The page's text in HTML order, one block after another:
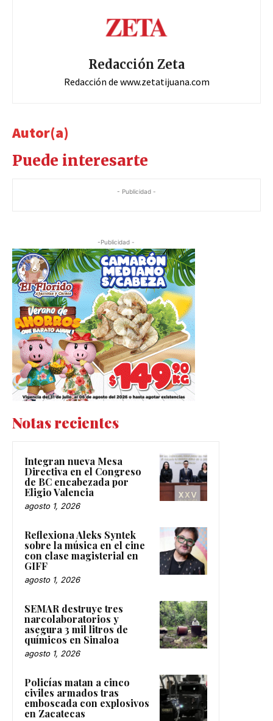
Redacción Zeta
Redacción de www.zetatijuana.com
Autor(a)
Puede interesarte
- Publicidad -
-Publicidad -
Notas recientes
Integran nueva Mesa
Directiva en el Congreso
de BC encabezada por
Eligio Valencia
agosto 1, 2026
Reflexiona Aleks Syntek
sobre la música en el cine
con clase magisterial en
GIFF
agosto 1, 2026
SEMAR destruye tres
narcolaboratorios y
asegura 3 mil litros de
químicos en Sinaloa
agosto 1, 2026
Policías matan a cinco
civiles armados tras
emboscada con explosivos
en Zacatecas